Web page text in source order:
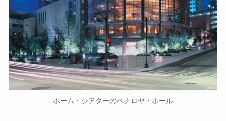
ホーム・シアターのベナロヤ・ホール